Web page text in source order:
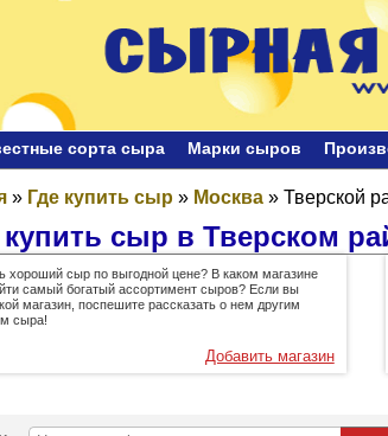
сорта сыра Марки сыров
» Где купить сыр » Москва » Тверской
купить сыр в Тверском
хороший сыр по выгодной цене? В каком магазине
самый богатый ассортимент сыров? Если вы
магазин, поспешите рассказать о нем другим
сыра!
Добавить магазин